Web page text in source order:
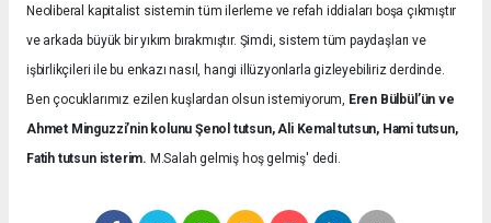
Neoliberal kapitalist sistemin tüm ilerleme ve refah iddiaları boşa çıkmıştır
ve arkada büyük bir yıkım bırakmıştır. Şimdi, sistem tüm paydaşları ve
işbirlikçileri ile bu enkazı nasıl, hangi illüzyonlarla gizleyebiliriz derdinde.
Ben çocuklarımız ezilen kuşlardan olsun istemiyorum, Eren Bülbül’ün ve
Ahmet Minguzzi’nin kolunu Şenol tutsun, Ali Kemal tutsun, Hami tutsun,
Fatih tutsun isterim. M.Salah gelmiş hoş gelmiş' dedi.